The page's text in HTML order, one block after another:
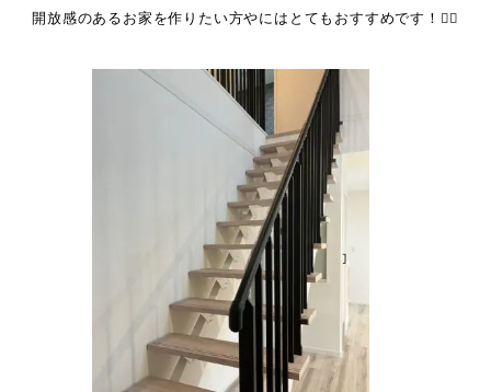
開放感のあるお家を作りたい方やにはとてもおすすめです！💁‍♀️